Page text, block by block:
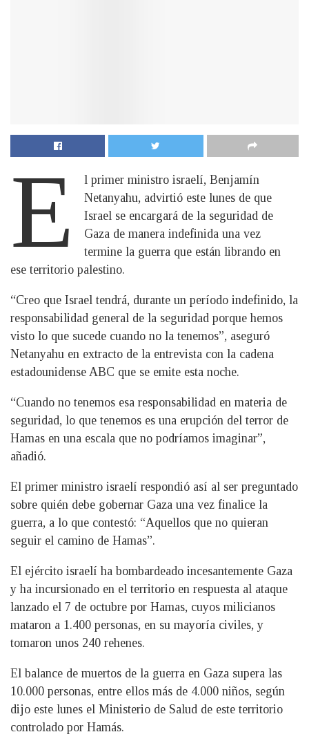
E
l primer ministro israelí, Benjamín
Netanyahu, advirtió este lunes de que
Israel se encargará de la seguridad de
Gaza de manera indefinida una vez
termine la guerra que están librando en
ese territorio palestino.
“Creo que Israel tendrá, durante un período indefinido, la
responsabilidad general de la seguridad porque hemos
visto lo que sucede cuando no la tenemos”, aseguró
Netanyahu en extracto de la entrevista con la cadena
estadounidense ABC que se emite esta noche.
“Cuando no tenemos esa responsabilidad en materia de
seguridad, lo que tenemos es una erupción del terror de
Hamas en una escala que no podríamos imaginar”,
añadió.
El primer ministro israelí respondió así al ser preguntado
sobre quién debe gobernar Gaza una vez finalice la
guerra, a lo que contestó: “Aquellos que no quieran
seguir el camino de Hamas”.
El ejército israelí ha bombardeado incesantemente Gaza
y ha incursionado en el territorio en respuesta al ataque
lanzado el 7 de octubre por Hamas, cuyos milicianos
mataron a 1.400 personas, en su mayoría civiles, y
tomaron unos 240 rehenes.
El balance de muertos de la guerra en Gaza supera las
10.000 personas, entre ellos más de 4.000 niños, según
dijo este lunes el Ministerio de Salud de este territorio
controlado por Hamás.